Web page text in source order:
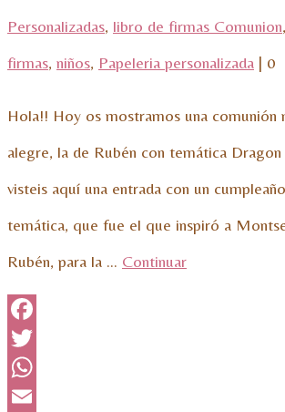
Personalizadas, libro de firmas Comunion,
firmas, niños, Papeleria personalizada | 0
Hola!! Hoy os mostramos una comunión
alegre, la de Rubén con temática Dragon
visteis aquí una entrada con un
temática, que fue el que inspiró a
Rubén, para la … Continuar
Facebook
Twitter
WhatsApp